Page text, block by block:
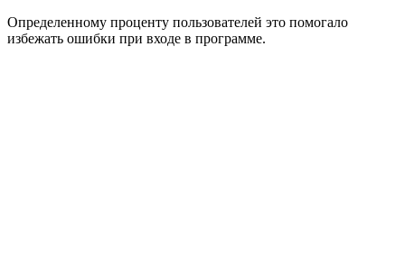
Определенному проценту пользователей это помогало
избежать ошибки при входе в программе.